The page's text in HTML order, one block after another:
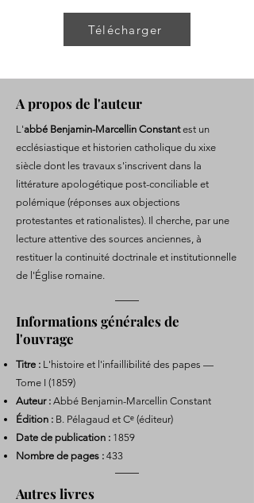
Télécharger
A propos de l'auteur
L'abbé Benjamin-Marcellin Constantest un
ecclésiastique et historien catholique du xixe
siècle dont les travaux s'inscrivent dans la
littérature apologétique post-conciliable et
polémique (réponses aux objections
protestantes et rationalistes). Il cherche, par une
lecture attentive des sources anciennes, à
restituer la continuité doctrinale et institutionnelle
de l'Église romaine.
Informations générales de
l'ouvrage
Titre : L'histoire et l'infaillibilité des papes —
Tome I (1859)
Auteur : Abbé Benjamin-Marcellin Constant
Édition : B. Pélagaud et Cᵉ (éditeur)
Date de publication : 1859
Nombre de pages : 433
Autres livres